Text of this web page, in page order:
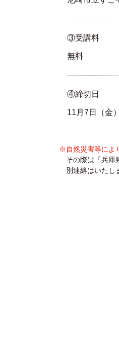
③受講料
無料
④締切日
11月7日（金）
※自然災害等によ
その際は「兵庫
別連絡はいたし